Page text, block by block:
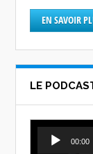
EN SAVOIR
LE
Lecteur
audio
00:00